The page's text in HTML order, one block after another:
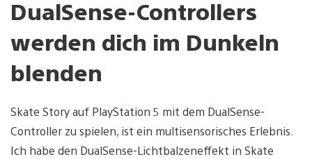
DualSense-Controllers
werden dich im Dunkeln
blenden
Skate Story auf PlayStation 5 mit dem DualSense-
Controller zu spielen, ist ein multisensorisches Erlebnis.
Ich habe den DualSense-Lichtbalzeneffekt in Skate